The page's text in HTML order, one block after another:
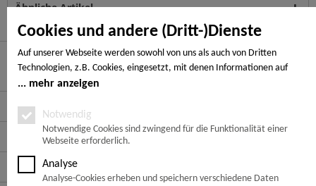
Cookies und andere (Dritt-)Dienste
Auf unserer Webseite werden sowohl von uns als auch von Dritten
Technologien, z.B. Cookies, eingesetzt, mit denen Informationen auf
Ihrem Endgerät gespeichert und/oder von Ihrem Endgerät abgerufen
Notwendige Cookies, Analyse-, Marketing- und Statistik-Cookies. Bei den
notwendigen Cookies handelt es sich um solche, die technisch notwendig
sind, um den von Ihnen gewünschten Dienst bereitzustellen, die übrigen
Cookies werden nur auf Grund einer von Ihnen erteilten Einwilligung
gesetzt. Die Einwilligung ist freiwillig. Personen, die das 16. Lebensjahr
mehr anzeigen
Notwendig
Notwendige Cookies sind zwingend für die Funktionalität einer
Webseite erforderlich.
Analyse
Analyse-Cookies erheben und speichern verschiedene Daten
Ähnliche Artikel
Hier finden Sie uns
Service Hotline
Service
Informationen